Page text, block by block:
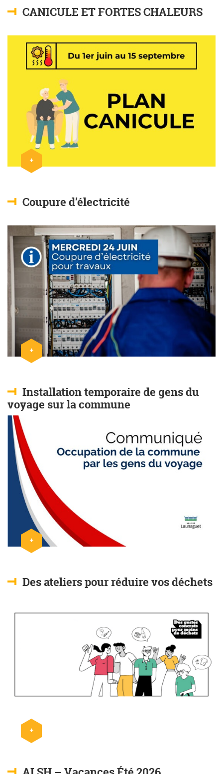
CANICULE ET FORTES CHALEURS
+
Coupure d’électricité
+ Lire l'article
Installation temporaire de gens du
voyage sur la commune
+ Lire l'article
Des ateliers pour réduire vos déchets
+